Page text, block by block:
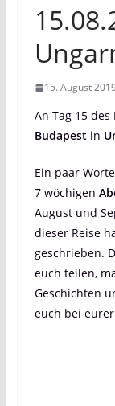
15. August
An Tag 15 des
Budapestin
Ein paar
7 wöchigen
August und
dieser Reise
geschrieben.
euch teilen,
Geschichten
euch bei